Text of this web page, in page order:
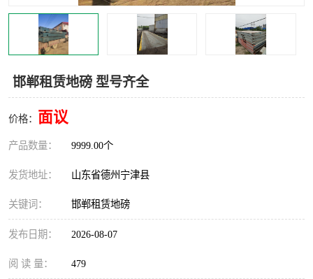
邯郸租赁地磅 型号齐全
价格： 面议
产品数量： 9999.00个
发货地址： 山东省德州宁津县
关键词： 邯郸租赁地磅
发布日期： 2026-08-07
阅 读 量： 479
塑料撕碎机